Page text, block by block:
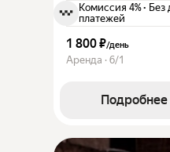
Комиссия 4%· Без
платежей
1 800 ₽/день
Аренда · 6/1
Подробнее